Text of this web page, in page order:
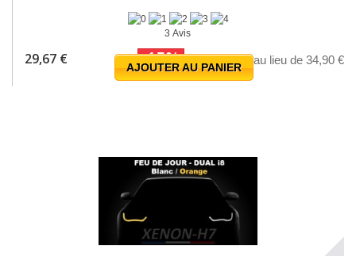
3 Avis
29,67 € au lieu de 34,90 €
-15%
AJOUTER AU PANIER